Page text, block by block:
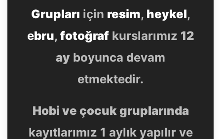
Grupları için resim, heykel,
ebru, fotoğrafkurslarımız 12
ay boyunca devam
etmektedir.
Hobi ve çocuk gruplarında
kayıtlarımız 1 aylık yapılır ve